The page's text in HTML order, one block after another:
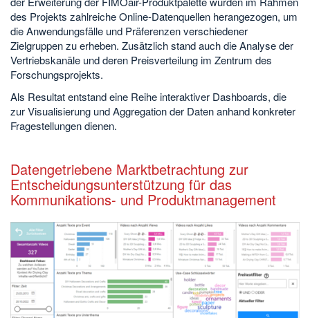
des Projekts zahlreiche Online-Datenquellen herangezogen, um
die Anwendungsfälle und Präferenzen verschiedener
Zielgruppen zu erheben. Zusätzlich stand auch die Analyse der
Vertriebskanäle und deren Preisverteilung im Zentrum des
Forschungsprojekts.
Als Resultat entstand eine Reihe interaktiver Dashboards, die
zur Visualisierung und Aggregation der Daten anhand konkreter
Fragestellungen dienen.
Datengetriebene Marktbetrachtung zur
Entscheidungsunterstützung für das
Kommunikations- und Produktmanagement